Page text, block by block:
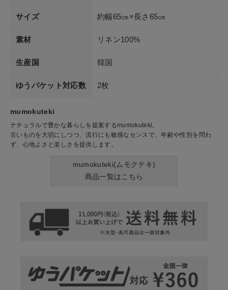
サイズ 約幅65㎝×長さ65㎝
素材 リネン100%
生産国 韓国
ゆうパケット対応数 2枚
mumokuteki
ナチュラルで豊かな暮らしを提案するmumokuteki。
古いものを大切にしつつ、流行にも敏感なセンスで、年齢や性別を問わ
ず、心地よさと楽しさを提供します。
mumokuteki(ムモクテキ)
商品一覧はこちら